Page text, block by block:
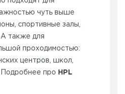
чуть выше
спортивные залы,
также для
проходимостью:
центров, школ,
Подробнее про
HPL